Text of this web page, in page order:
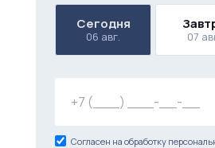
Сегодня
06 авг. 07
Согласен на обработку